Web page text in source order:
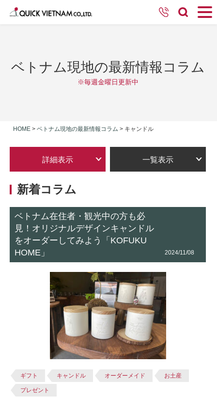
ベトナム現地の最新情報コラム
※毎週金曜日更新中
HOME > ベトナム現地の最新情報コラム > キャンドル
詳細表示 一覧表示
新着コラム
ベトナム在住者・観光中の方も必
見！オリジナルデザインキャンドル
をオーダーしてみよう「KOFUKU
HOME」
2024/11/08
ギフト キャンドル オーダーメイド お土産
プレゼント